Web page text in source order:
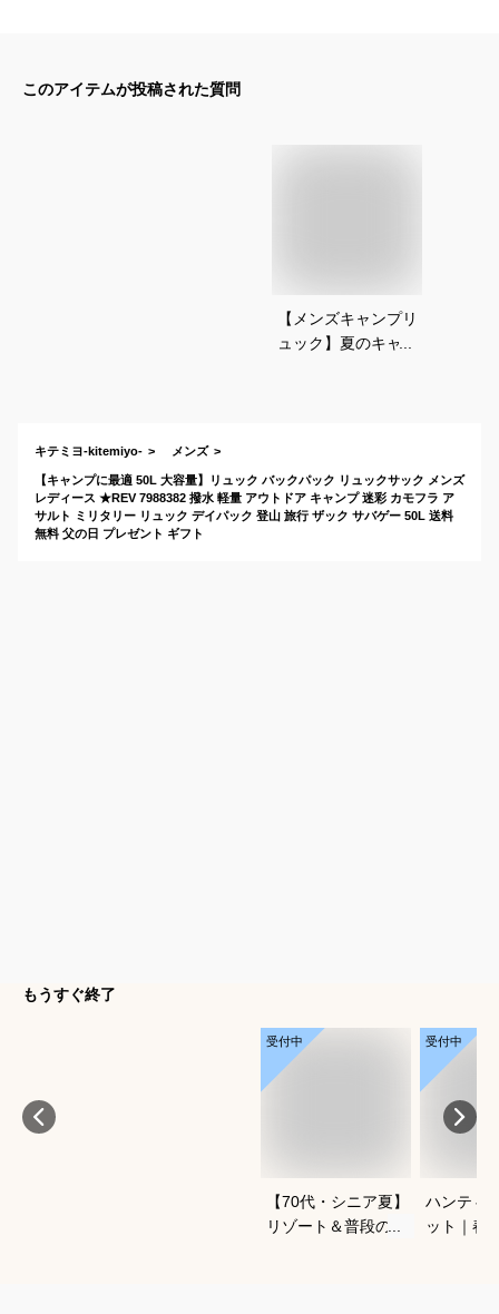
このアイテムが投稿された質問
【メンズキャンプリ
ュック】夏のキャン
キテミヨ-kitemiyo- メンズ
【キャンプに最適 50L 大容量】リュック バックパック リュックサック メンズ
レディース ★REV 7988382 撥水 軽量 アウトドア キャンプ 迷彩 カモフラ ア
サルト ミリタリー リュック デイパック 登山 旅行 ザック サバゲー 50L 送料
無料 父の日 プレゼント ギフト
もうすぐ終了
受付中
【70代・シニア夏】
リゾート＆普段の街
受付中
ハンティ
ット｜春